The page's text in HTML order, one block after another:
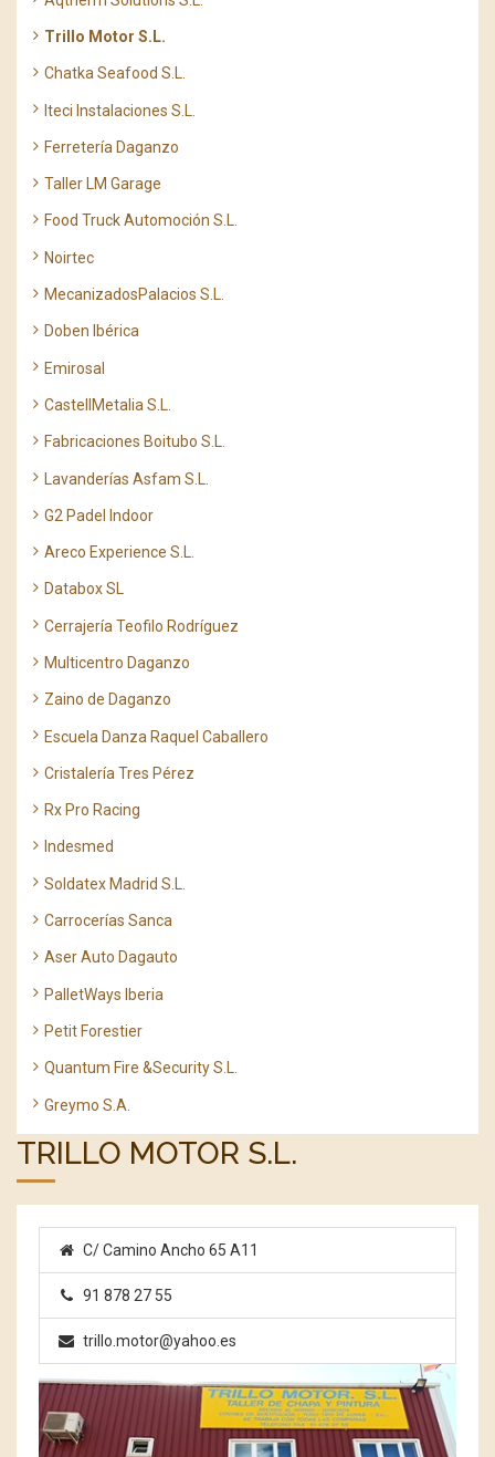
Trillo Motor S.L.
Chatka Seafood S.L.
Iteci Instalaciones S.L.
Ferretería Daganzo
Taller LM Garage
Food Truck Automoción S.L.
Noirtec
MecanizadosPalacios S.L.
Doben Ibérica
Emirosal
CastellMetalia S.L.
Fabricaciones Boitubo S.L.
Lavanderías Asfam S.L.
G2 Padel Indoor
Areco Experience S.L.
Databox SL
Cerrajería Teofilo Rodríguez
Multicentro Daganzo
Zaino de Daganzo
Escuela Danza Raquel Caballero
Cristalería Tres Pérez
Rx Pro Racing
Indesmed
Soldatex Madrid S.L.
Carrocerías Sanca
Aser Auto Dagauto
PalletWays Iberia
Petit Forestier
Quantum Fire &Security S.L.
Greymo S.A.
TRILLO MOTOR S.L.
C/ Camino Ancho 65 A11
91 878 27 55
trillo.motor@yahoo.es